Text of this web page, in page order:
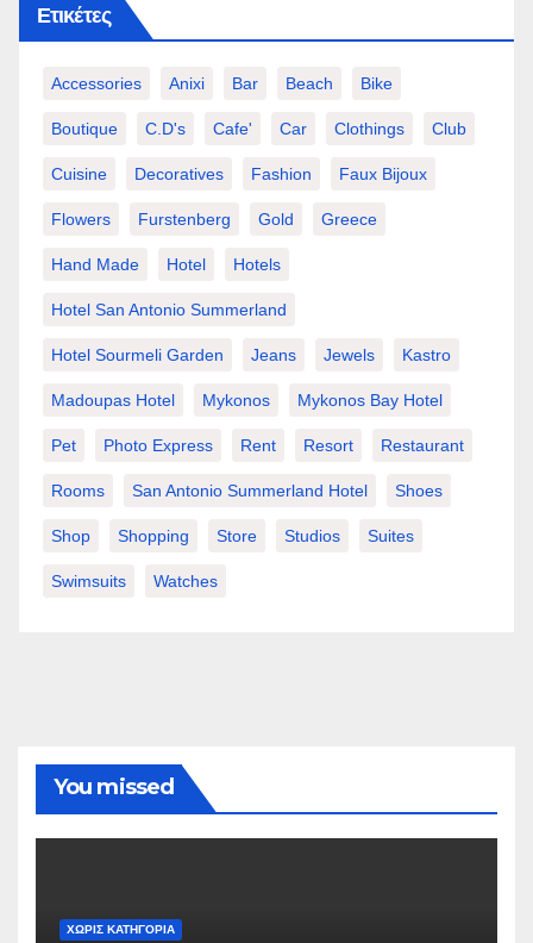
Ετικέτες
Accessories Anixi Bar Beach Bike
Boutique C.d's Cafe' Car Clothings Club
Cuisine Decoratives Fashion Faux Bijoux
Flowers Furstenberg Gold Greece
Hand Made Hotel Hotels
Hotel San Antonio Summerland
Hotel Sourmeli Garden Jeans Jewels Kastro
Madoupas Hotel Mykonos Mykonos Bay Hotel
Pet Photo Express Rent Resort Restaurant
Rooms San Antonio Summerland Hotel Shoes
Shop Shopping Store Studios Suites
Swimsuits Watches
You missed
ΧΩΡΊΣ ΚΑΤΗΓΟΡΊΑ